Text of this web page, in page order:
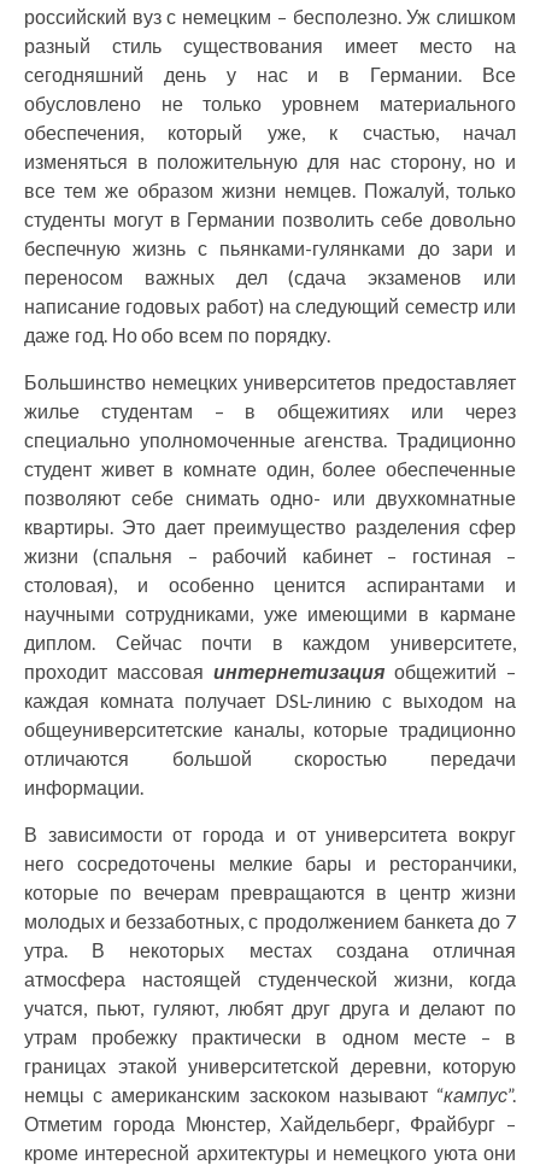
российский вуз с немецким – бесполезно. Уж слишком
разный стиль существования имеет место на
сегодняшний день у нас и в Германии. Все
обусловлено не только уровнем материального
обеспечения, который уже, к счастью, начал
изменяться в положительную для нас сторону, но и
все тем же образом жизни немцев. Пожалуй, только
студенты могут в Германии позволить себе довольно
беспечную жизнь с пьянками-гулянками до зари и
переносом важных дел (сдача экзаменов или
написание годовых работ) на следующий семестр или
даже год. Но обо всем по порядку.
Большинство немецких университетов предоставляет
жилье студентам – в общежитиях или через
специально уполномоченные агенства. Традиционно
студент живет в комнате один, более обеспеченные
позволяют себе снимать одно- или двухкомнатные
квартиры. Это дает преимущество разделения сфер
жизни (спальня – рабочий кабинет – гостиная –
столовая), и особенно ценится аспирантами и
научными сотрудниками, уже имеющими в кармане
диплом. Сейчас почти в каждом университете,
проходит массовая интернетизация общежитий –
каждая комната получает DSL-линию с выходом на
общеуниверситетские каналы, которые традиционно
отличаются большой скоростью передачи
информации.
В зависимости от города и от университета вокруг
него сосредоточены мелкие бары и ресторанчики,
которые по вечерам превращаются в центр жизни
молодых и беззаботных, с продолжением банкета до 7
утра. В некоторых местах создана отличная
атмосфера настоящей студенческой жизни, когда
учатся, пьют, гуляют, любят друг друга и делают по
утрам пробежку практически в одном месте – в
границах этакой университетской деревни, которую
немцы с американским заскоком называют “кампус”.
Отметим города Мюнстер, Хайдельберг, Фрайбург –
кроме интересной архитектуры и немецкого уюта они